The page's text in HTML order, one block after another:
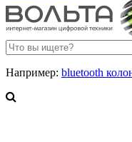
Например: bluetooth